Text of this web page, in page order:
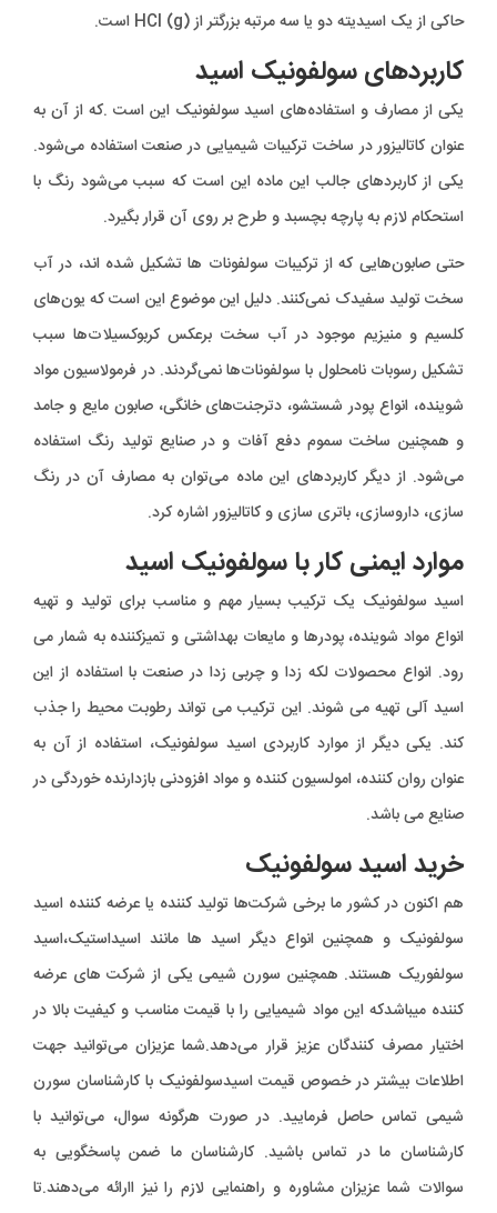
حاکی از یک اسیدیته دو یا سه مرتبه بزرگتر از HCl (g) است.
کاربردهای سولفونیک اسید
یکی از مصارف و استفاده‌های اسید سولفونیک این است .که از آن به
عنوان کاتالیزور در ساخت ترکیبات شیمیایی در صنعت استفاده می‌شود.
یکی از کاربردهای جالب این ماده این است که سبب می‌شود رنگ با
استحکام لازم به پارچه بچسبد و طرح بر روی آن قرار بگیرد.
حتی صابون‌هایی که از ترکیبات سولفونات ها تشکیل شده اند، در آب
سخت تولید سفیدک نمی‌کنند. دلیل این موضوع این است که یون‌های
کلسیم و منیزیم موجود در آب سخت برعکس کربوکسیلات‌ها سبب
تشکیل رسوبات نامحلول با سولفونات‌ها نمی‌گردند. در فرمولاسیون مواد
شوینده، انواع پودر شستشو، دترجنت‌های خانگی، صابون مایع و جامد
و همچنین ساخت سموم دفع آفات و در صنایع تولید رنگ استفاده
می‌شود. از دیگر کاربردهای این ماده می‌توان به مصارف آن در رنگ
سازی، داروسازی، باتری سازی و کاتالیزور اشاره کرد.
موارد ایمنی کار با سولفونیک اسید
اسید سولفونیک یک ترکیب بسیار مهم و مناسب برای تولید و تهیه
انواع مواد شوینده، پودرها و مایعات بهداشتی و تمیزکننده به شمار می
رود. انواع محصولات لکه زدا و چربی زدا در صنعت با استفاده از این
اسید آلی تهیه می شوند. این ترکیب می تواند رطوبت محیط را جذب
کند. یکی دیگر از موارد کاربردی اسید سولفونیک، استفاده از آن به
عنوان روان کننده، امولسیون کننده و مواد افزودنی بازدارنده خوردگی در
صنایع می باشد.
خرید اسید سولفونیک
هم اکنون در کشور ما برخی شرکت‌ها تولید کننده یا عرضه کننده اسید
سولفونیک و همچنین انواع دیگر اسید ها مانند اسیداستیک،اسید
سولفوریک هستند. همچنین سورن شیمی یکی از شرکت های عرضه
کننده میباشدکه این مواد شیمیایی را با قیمت مناسب و کیفیت بالا در
اختیار مصرف کنندگان عزیز قرار می‌دهد.شما عزیزان می‌توانید جهت
اطلاعات بیشتر در خصوص قیمت اسیدسولفونیک با کارشناسان سورن
شیمی تماس حاصل فرمایید. در صورت هرگونه سوال، می‌توانید با
کارشناسان ما در تماس باشید. کارشناسان ما ضمن پاسخگویی به
سوالات شما عزیزان مشاوره و راهنمایی‎‌ لازم را نیز اارائه می‌دهند.تا